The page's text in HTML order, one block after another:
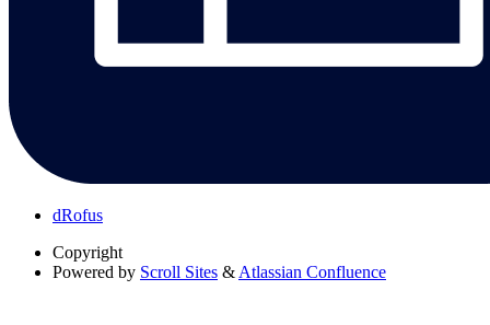
dRofus
Copyright
Powered by Scroll Sites & Atlassian Confluence